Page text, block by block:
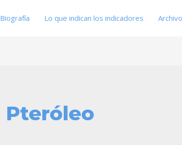
Biografía Lo que indican los indicadores
Pteróleo